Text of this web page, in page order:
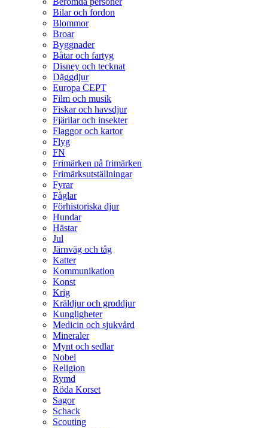
Bilar och fordon
Blommor
Broar
Byggnader
Båtar och fartyg
Disney och tecknat
Däggdjur
Europa CEPT
Film och musik
Fiskar och havsdjur
Fjärilar och insekter
Flaggor och kartor
Flyg
FN
Frimärken på frimärken
Frimärksutställningar
Fyrar
Fåglar
Förhistoriska djur
Hundar
Hästar
Jul
Järnväg och tåg
Katter
Kommunikation
Konst
Krig
Kräldjur och groddjur
Kungligheter
Medicin och sjukvård
Mineraler
Mynt och sedlar
Nobel
Religion
Rymd
Röda Korset
Sagor
Schack
Scouting